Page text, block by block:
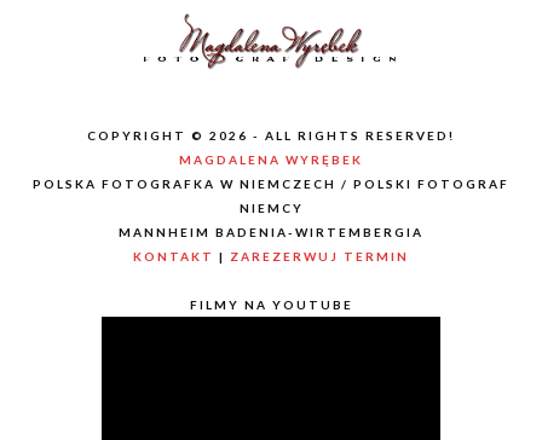
COPYRIGHT © 2026 - ALL RIGHTS RESERVED!
MAGDALENA WYRĘBEK
POLSKA FOTOGRAFKA W NIEMCZECH / POLSKI FOTOGRAF
NIEMCY
MANNHEIM BADENIA-WIRTEMBERGIA
KONTAKT | ZAREZERWUJ TERMIN
FILMY NA YOUTUBE